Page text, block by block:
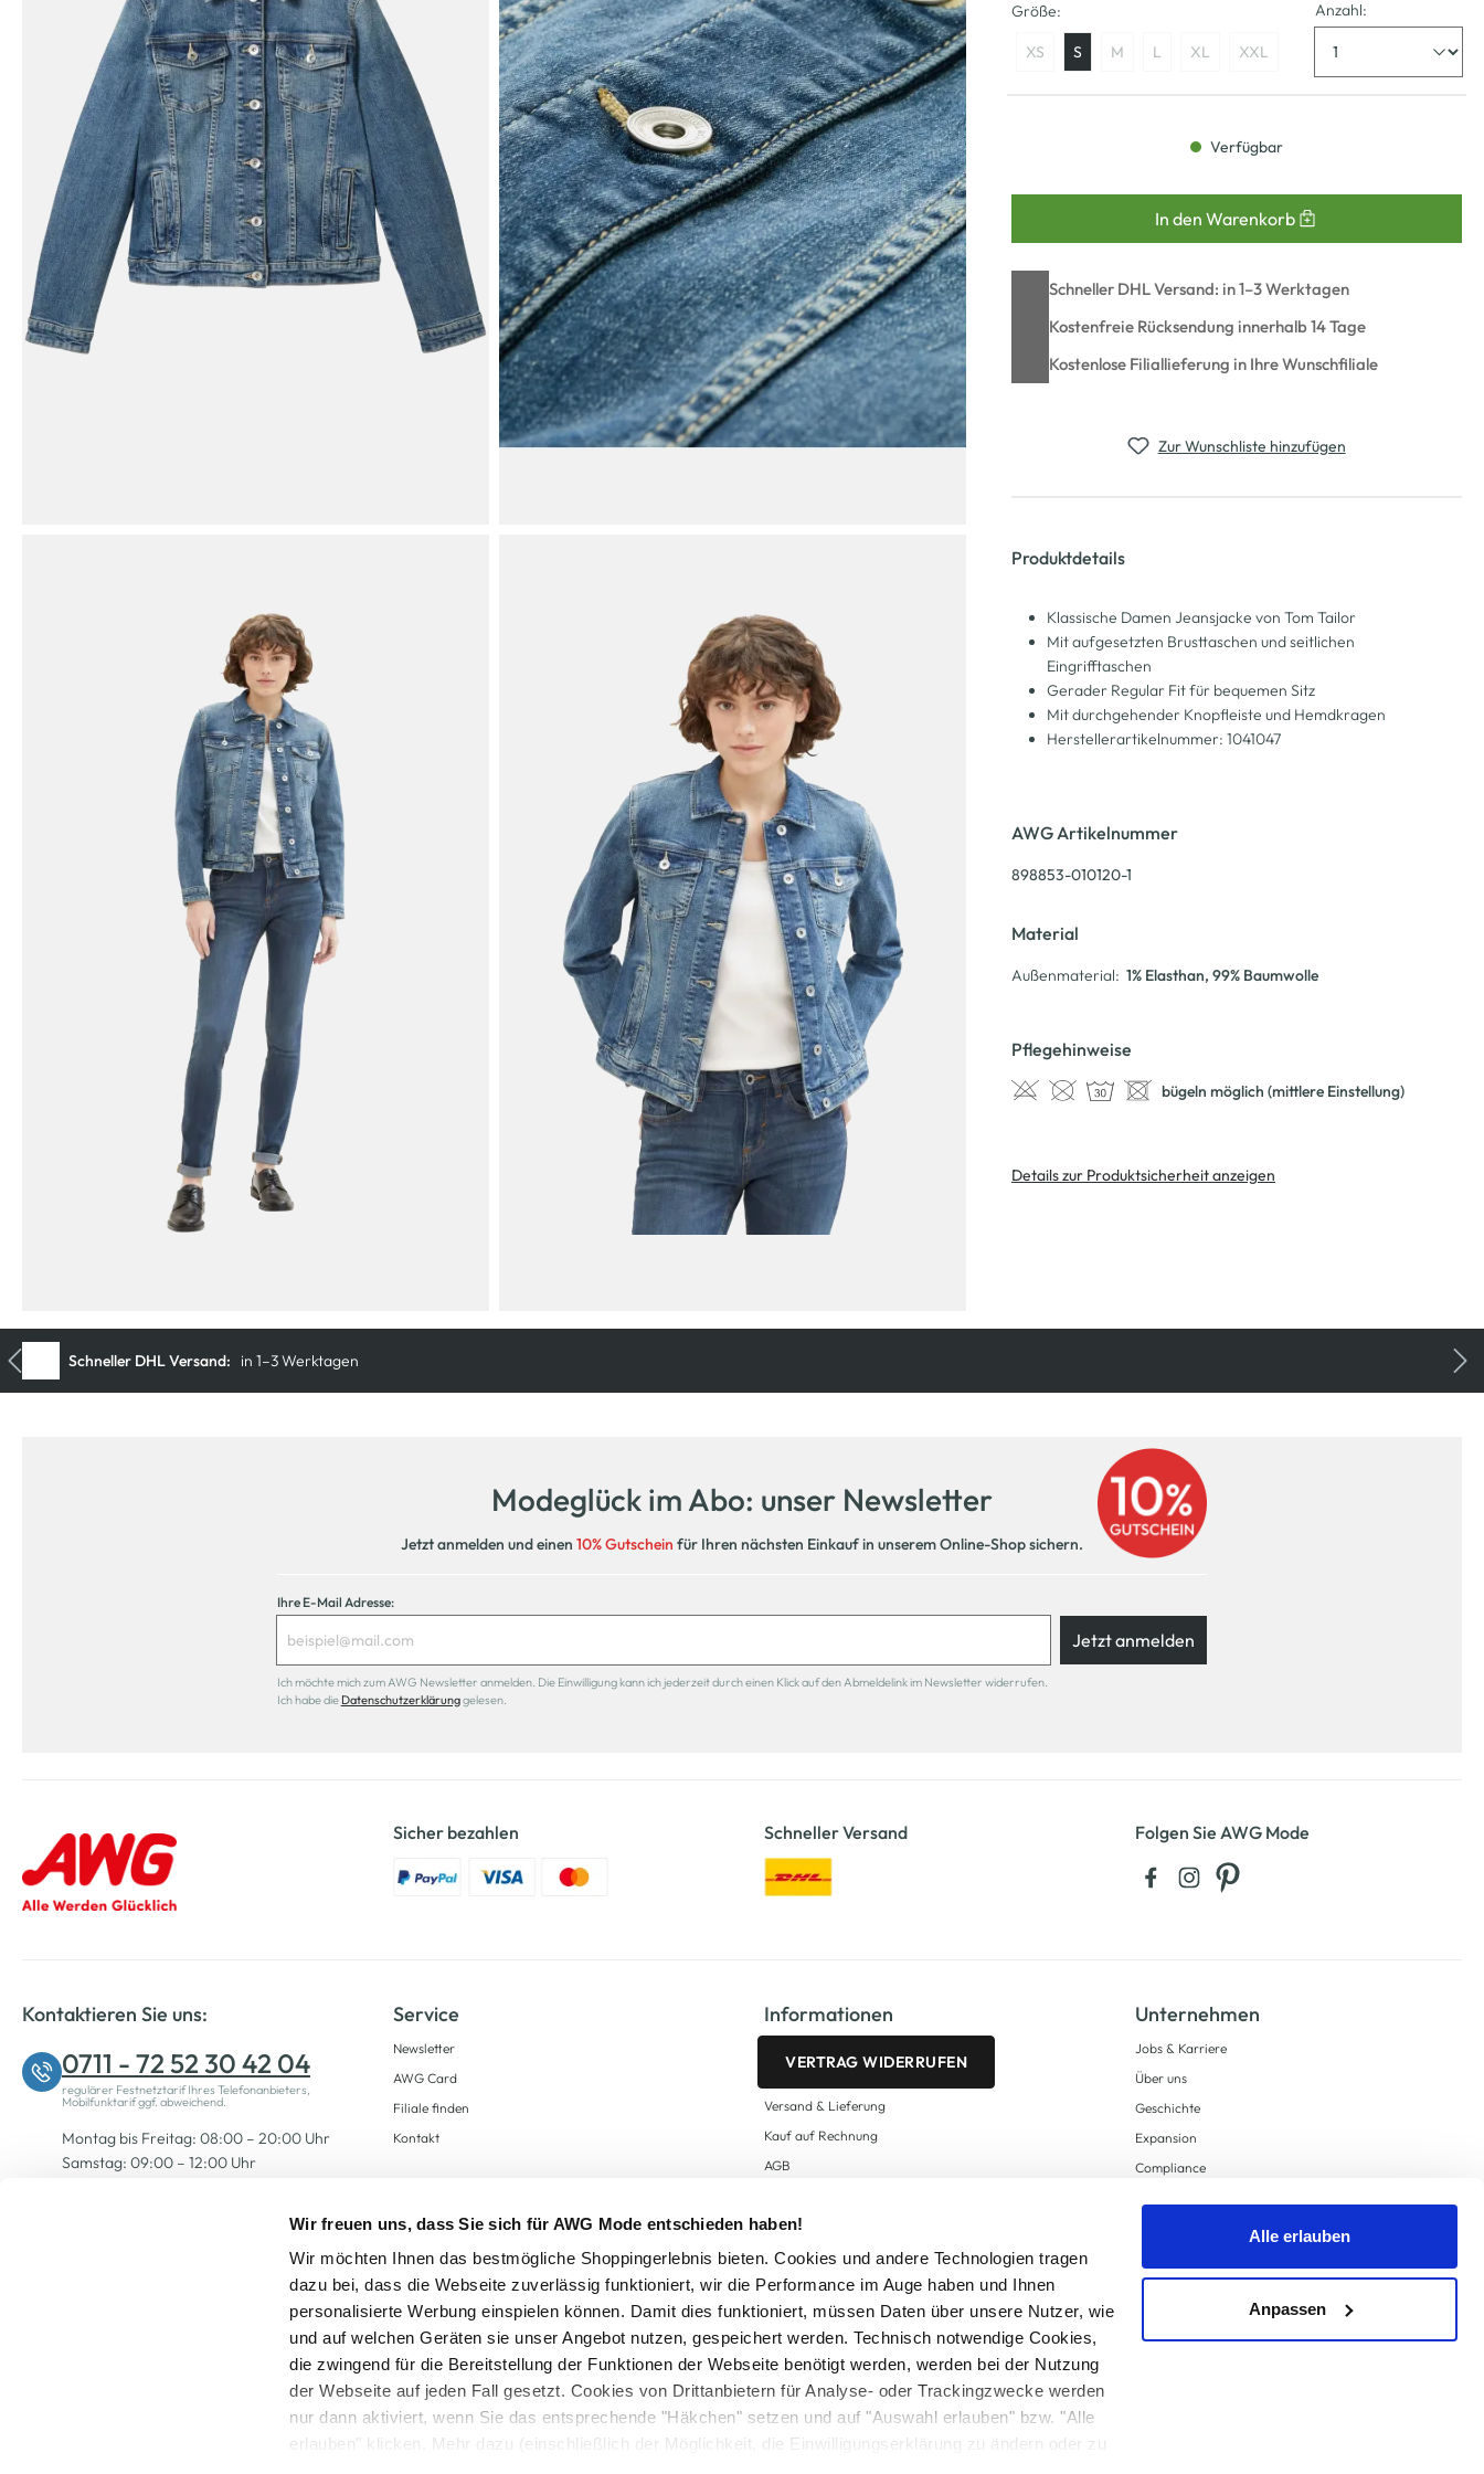
Wir freuen uns, dass Sie sich für AWG Mode entschieden haben!
Wir möchten Ihnen das bestmögliche Shoppingerlebnis bieten. Cookies und andere Technologien tragen
dazu bei, dass die Webseite zuverlässig funktioniert, wir die Performance im Auge haben und Ihnen
personalisierte Werbung einspielen können. Damit dies funktioniert, müssen Daten über unsere Nutzer, wie
und auf welchen Geräten sie unser Angebot nutzen, gespeichert werden. Technisch notwendige Cookies,
die zwingend für die Bereitstellung der Funktionen der Webseite benötigt werden, werden bei der Nutzung
der Webseite auf jeden Fall gesetzt. Cookies von Drittanbietern für Analyse- oder Trackingzwecke werden
nur dann aktiviert, wenn Sie das entsprechende "Häkchen" setzen und auf "Auswahl erlauben" bzw. "Alle
erlauben" klicken. Mehr dazu (einschließlich der Möglichkeit, die Einwilligungserklärung zu ändern oder zu
Alle erlauben
Anpassen
Größe:
XS S M L XL XXL
Anzahl:
Verfügbar
In den Warenkorb
Schneller DHL Versand: in 1–3 Werktagen
Kostenfreie Rücksendung innerhalb 14 Tage
Kostenlose Filiallieferung in Ihre Wunschfiliale
Zur Wunschliste hinzufügen
Produktdetails
Klassische Damen Jeansjacke von Tom Tailor
Mit aufgesetzten Brusttaschen und seitlichen
Eingrifftaschen
Gerader Regular Fit für bequemen Sitz
Mit durchgehender Knopfleiste und Hemdkragen
Herstellerartikelnummer: 1041047
AWG Artikelnummer
898853-010120-1
Material
Außenmaterial: 1% Elasthan, 99% Baumwolle
Pflegehinweise
bügeln möglich (mittlere Einstellung)
Details zur Produktsicherheit anzeigen
Modeglück im Abo: unser Newsletter
Jetzt anmelden und einen 10% Gutschein für Ihren nächsten Einkauf in unserem Online-Shop sichern.
Ihre E-Mail Adresse:
Jetzt anmelden
Ich möchte mich zum AWG Newsletter anmelden. Die Einwilligung kann ich jederzeit durch einen Klick auf den Abmeldelink im Newsletter widerrufen.
Ich habe die Datenschutzerklärunggelesen.
Sicher bezahlen Schneller Versand Folgen Sie AWG Mode
Kontaktieren Sie uns:
0711 - 72 52 30 42 04
regulärer Festnetztarif Ihres Telefonanbieters,
Mobilfunktarif ggf. abweichend.
Montag bis Freitag: 08:00 – 20:00 Uhr
Samstag: 09:00 – 12:00 Uhr
Service
Newsletter
AWG Card
Filiale finden
Kontakt
Informationen
VERTRAG WIDERRUFEN
Versand & Lieferung
Kauf auf Rechnung
AGB
Zahlungsarten
Datenschutz
AWG CARD Teilnahmebedingungen
Unternehmen
Jobs & Karriere
Über uns
Geschichte
Expansion
Compliance
Supply Chain Due Diligence
Alle Preise inkl. gesetzl. Mehrwertsteuer zzgl.